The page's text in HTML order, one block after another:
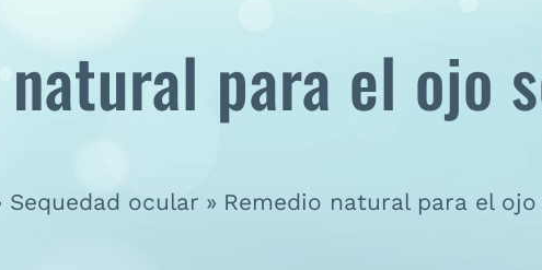
para el ojo
Sequedad ocular Remedio natural para el